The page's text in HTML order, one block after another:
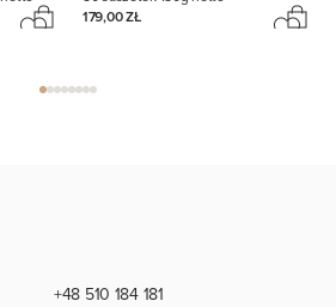
179,00 ZŁ
+48 510 184 181